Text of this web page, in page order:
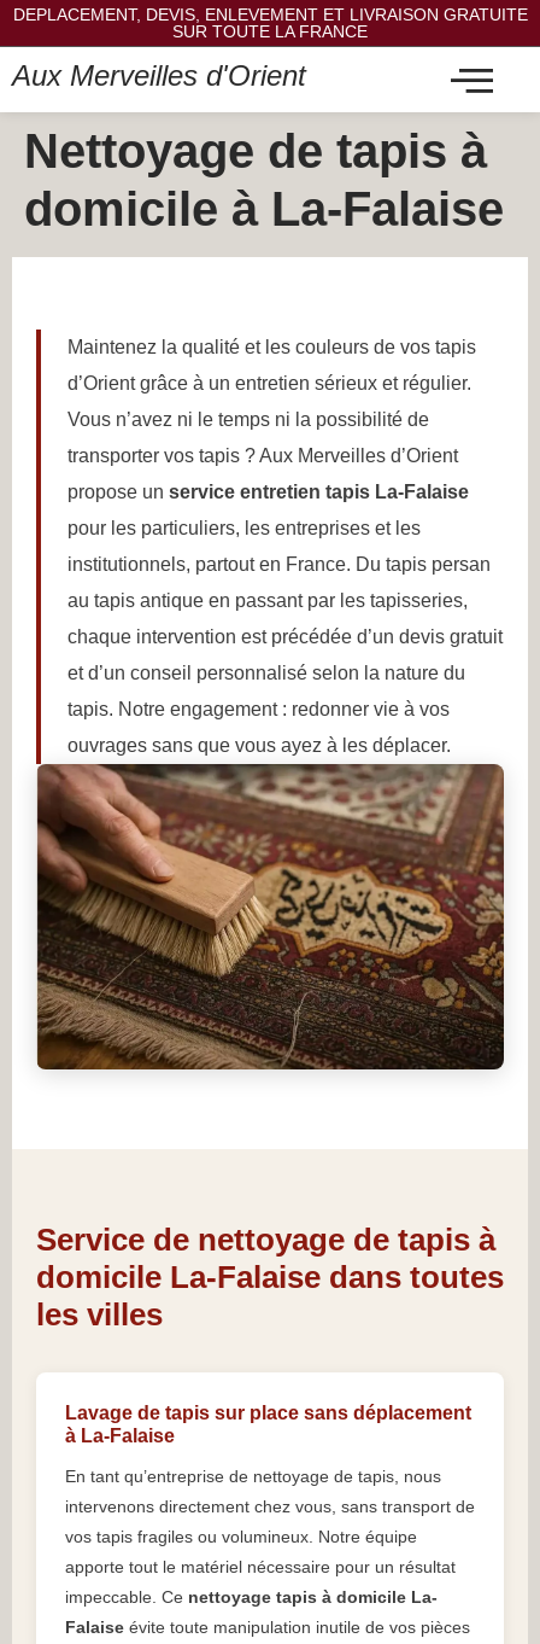
DEPLACEMENT, DEVIS, ENLEVEMENT ET LIVRAISON GRATUITE
SUR TOUTE LA FRANCE
Aux Merveilles d'Orient
Nettoyage de tapis à
domicile à La-Falaise
Maintenez la qualité et les couleurs de vos tapis
d’Orient grâce à un entretien sérieux et régulier.
Vous n’avez ni le temps ni la possibilité de
transporter vos tapis ? Aux Merveilles d’Orient
propose un service entretien tapis La-Falaise
pour les particuliers, les entreprises et les
institutionnels, partout en France. Du tapis persan
au tapis antique en passant par les tapisseries,
chaque intervention est précédée d’un devis gratuit
et d’un conseil personnalisé selon la nature du
tapis. Notre engagement : redonner vie à vos
ouvrages sans que vous ayez à les déplacer.
Service de nettoyage de tapis à
domicile La-Falaise dans toutes
les villes
Lavage de tapis sur place sans déplacement
à La-Falaise
En tant qu’entreprise de nettoyage de tapis, nous
intervenons directement chez vous, sans transport de
vos tapis fragiles ou volumineux. Notre équipe
apporte tout le matériel nécessaire pour un résultat
impeccable. Ce nettoyage tapis à domicile La-
Falaise évite toute manipulation inutile de vos pièces